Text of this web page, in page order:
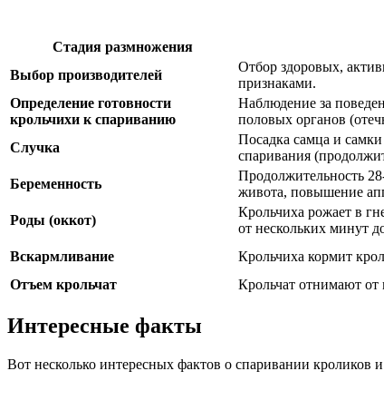
Стадия размножения
Выбор производителей
Отбор здоровых,
признаками.
Определение готовности
крольчихи к спариванию
Наблюдение за
половых органов
Случка
Посадка самца и
спаривания
Беременность
Продолжительность
живота, повышение
Роды (оккот)
Крольчиха рожает в
от нескольких минут
Вскармливание
Крольчиха кормит
Отъем крольчат
Крольчат отнимают от
Интересные факты
Вот несколько интересных фактов о спаривании